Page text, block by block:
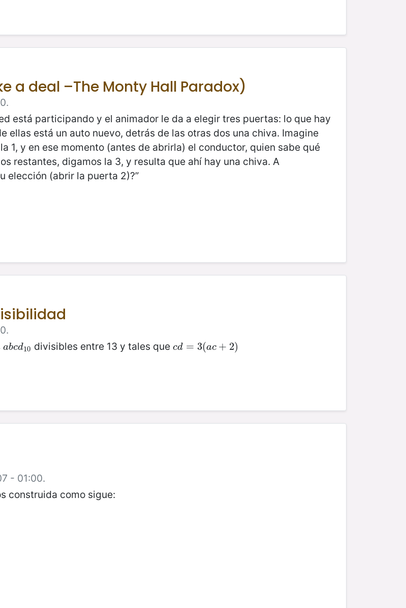
a deal –The Monty Hall Paradox)
está participando y el animador le da a elegir tres puertas: lo que hay
ellas está un auto nuevo, detrás de las otras dos una chiva. Imagine
1, y en ese momento (antes de abrirla) el conductor, quien sabe qué
restantes, digamos la 3, y resulta que ahí hay una chiva. A
elección (abrir la puerta 2)?”
abcd10
abcd10divisibles entre 13 y tales quecd = 3(ac + 2)
cd =3 (ac+ 2)
- 01:00.
construida como sigue: